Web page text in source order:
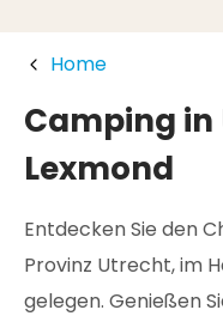
Home
Camping in
Lexmond
Entdecken Sie den
Provinz Utrecht, im
gelegen. Genießen